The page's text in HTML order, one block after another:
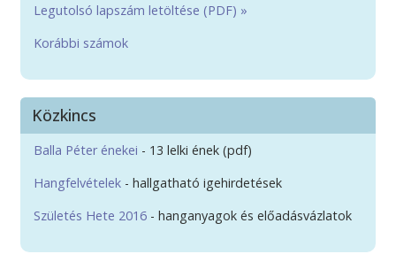
Legutolsó lapszám letöltése (PDF) »
Korábbi számok
Közkincs
Balla Péter énekei - 13 lelki ének (pdf)
Hangfelvételek - hallgatható igehirdetések
Születés Hete 2016 - hanganyagok és előadásvázlatok